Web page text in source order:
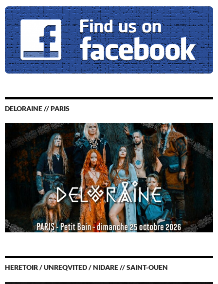
DELORAINE // PARIS
HERETOIR / UNREQVITED / NIDARE // SAINT-OUEN